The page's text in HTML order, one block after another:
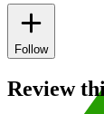
Follow
Review